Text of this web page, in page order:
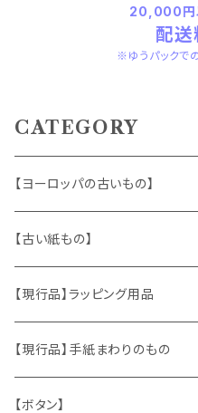
20,000円
配送
※ゆうパックで
CATEGORY
【ヨーロッパの古いもの】
ヴィンテージアクセサリー
おもちゃ、ぬいぐるみ
くま、テディベア
うさぎ
ヴィンテージファブリック
ハンドメイド製品
【古い紙もの】
切手、FDC
ポストカード、カレンダー
マッチラベル、食品ラベル
【現行品】ラッピング用品
伝票、タグ、シール
袋、ラッピングペーパー
【現行品】手紙まわりのもの
封筒、ポストカード
【ボタン】